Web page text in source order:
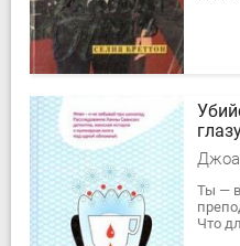
Ты —
Что